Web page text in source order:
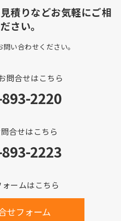
積りなどお気軽にご相
さい。
い合わせください。
問合せはこちら
2220
合せはこちら
2223
ームはこちら
せフォーム